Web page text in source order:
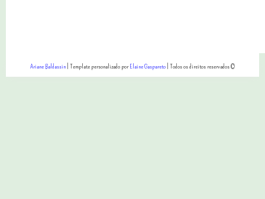
Ariane Baldassin| Template personalizado porElaine Gaspareto| Todos os direitos reservados ©